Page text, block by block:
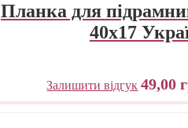
Планка для
40х17
Залишити відгук 49,00